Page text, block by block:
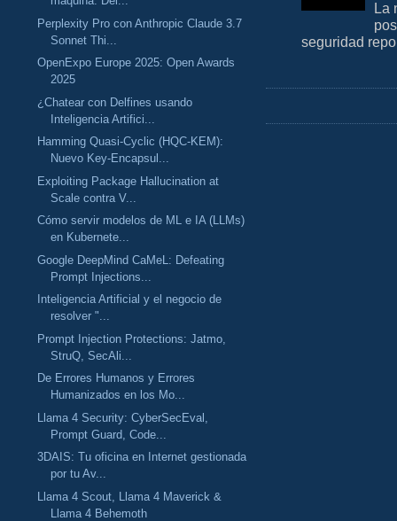
Perplexity Pro con Anthropic Claude 3.7
Sonnet Thi...
OpenExpo Europe 2025: Open Awards
2025
¿Chatear con Delfines usando
Inteligencia Artifici...
Hamming Quasi-Cyclic (HQC-KEM):
Nuevo Key-Encapsul...
Exploiting Package Hallucination at
Scale contra V...
Cómo servir modelos de ML e IA (LLMs)
en Kubernete...
Google DeepMind CaMeL: Defeating
Prompt Injections...
Inteligencia Artificial y el negocio de
resolver "...
Prompt Injection Protections: Jatmo,
StruQ, SecAli...
De Errores Humanos y Errores
Humanizados en los Mo...
Llama 4 Security: CyberSecEval,
Prompt Guard, Code...
3DAIS: Tu oficina en Internet gestionada
por tu Av...
Llama 4 Scout, Llama 4 Maverick &
Llama 4 Behemoth
La
seguridad